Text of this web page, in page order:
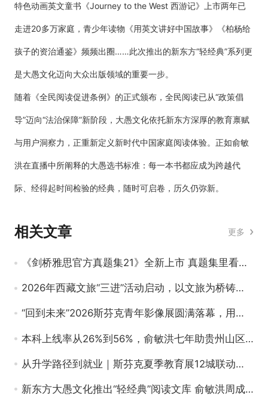
特色动画英文童书《Journey to the West 西游记》上市两年已
走进20多万家庭，青少年读物《用英文讲好中国故事》《柏杨给
孩子的资治通鉴》频频出圈……此次推出的新东方“轻经典”系列更
是大愚文化迈向大众出版领域的重要一步。
随着《全民阅读促进条例》的正式颁布，全民阅读已从“政策倡
导”迈向“法治保障”新阶段，大愚文化依托新东方深厚的教育禀赋
与用户洞察力，正重新定义新时代中国家庭阅读体验。正如俞敏
洪在直播中所阐释的大愚选书标准：每一本书都应成为跨越代
际、经得起时间检验的经典，随时可启卷，历久仍弥新。
相关文章 更多
《剑桥雅思官方真题集21》全新上市 真题集里看雅思备考变迁
2026年西藏文旅“三进”活动启动，以文旅为桥铸牢中华民族共同体意识
“回到未来”2026斯芬克青年影像展圆满落幕，用光影叩问时代创作要义
本科上线率从26%到56%，俞敏洪七年助贵州山区县中“逆袭”
从升学路径到就业｜斯芬克夏季教育展12城联动，这次它真不一样！
新东方大愚文化推出“轻经典”阅读文库 俞敏洪周成刚齐助阵